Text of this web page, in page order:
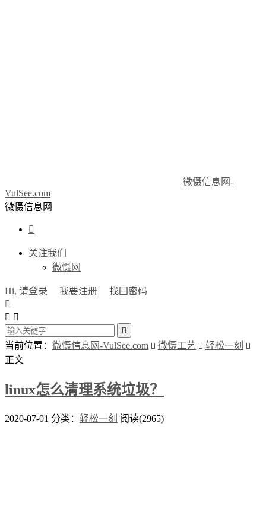
微慑信息网-
VulSee.com
微慑信息网

关注我们
微慑网
Hi, 请登录 我要注册
找回密码

 

当前位置： 微慑信息网-VulSee.com  微慑工艺  轻松一刻 
正文
linux怎么清理系统垃圾？
2020-07-01 分类： 轻松一刻 阅读(2965)